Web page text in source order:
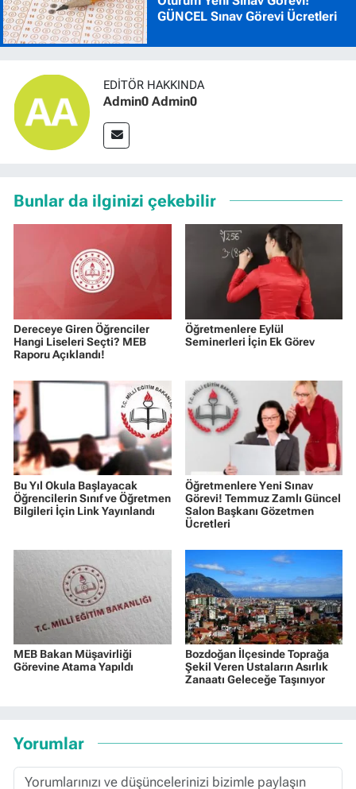
GÜNCEL Sınav Görevi Ücretleri
EDITÖR HAKKINDA
Admin0 Admin0
Bunlar da ilginizi çekebilir
Dereceye Giren Öğrenciler
Hangi Liseleri Seçti? MEB
Raporu Açıklandı!
Öğretmenlere Eylül
Seminerleri İçin Ek Görev
Bu Yıl Okula Başlayacak
Öğrencilerin Sınıf ve Öğretmen
Bilgileri İçin Link Yayınlandı
Öğretmenlere Yeni Sınav
Görevi! Temmuz Zamlı Güncel
Salon Başkanı Gözetmen
Ücretleri
MEB Bakan Müşavirliği
Görevine Atama Yapıldı
Bozdoğan İlçesinde Toprağa
Şekil Veren Ustaların Asırlık
Zanaatı Geleceğe Taşınıyor
Yorumlar